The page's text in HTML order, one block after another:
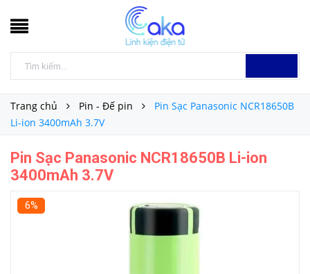
Trang chủ Pin - Đế pin
Pin Sạc Panasonic NCR18650B
Li-ion 3400mAh 3.7V
Pin Sạc Panasonic NCR18650B Li-ion
3400mAh 3.7V
6%